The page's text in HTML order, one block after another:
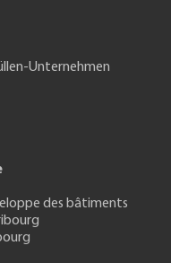
Unternehmen
des bâtiments